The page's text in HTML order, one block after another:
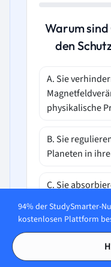
Warum
den
A. Sie
physikalische
B. Sie
Planeten in
C. Sie
D. Sie
94% der StudySmarter-
kostenlosen Plattform